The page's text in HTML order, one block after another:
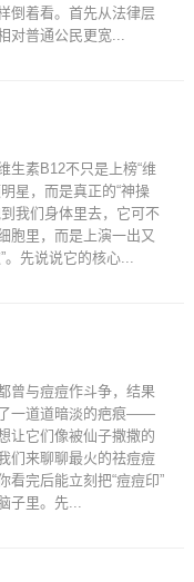
倒着看。首先从法律层
对普通公民更宽...
生素B12不只是上榜“维
星，而是真正的“神操
我们身体里去，它可不
胞里，而是上演一出又
。先说说它的核心...
曾与痘痘作斗争，结果
一道道暗淡的疤痕——
让它们像被仙子撒撒的
们来聊聊最火的祛痘痘
看完后能立刻把“痘痘印”
子里。先...